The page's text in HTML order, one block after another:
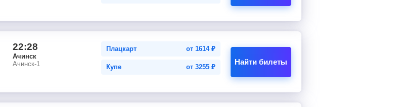
22:28
Ачинск
Ачинск-1
Плацкарт от 1614₽
Купе от 3255 ₽
Найти билеты